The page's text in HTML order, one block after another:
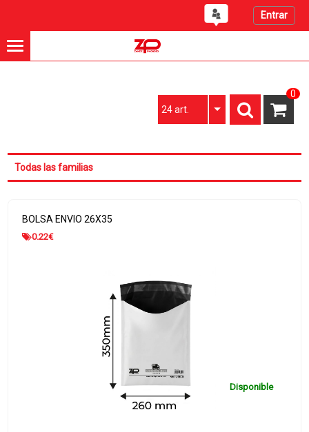
Entrar
0
24 art.
Todas las familias
BOLSA ENVIO 26X35
0.22€
Disponible